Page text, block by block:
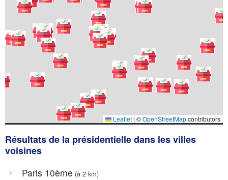
Leaflet | ©OpenStreetMapcontributors
Résultats de la présidentielle dans les villes
voisines
Paris 10ème (à 2 km)